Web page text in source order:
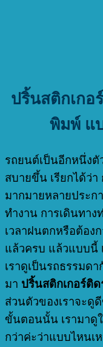
ปริ้นสติกเกอ
พิมพ์ แ
รถยนต์เป็นอีกหนึ่งตั
สบายขึ้น เรียกได้ว่
มากมายหลายประก
ทำงาน การเดินทาง
เวลาฝนตกหรือต้อง
แล้วครบ แล้วแบบนี้
เราดูเป็นรถธรรมด
มา ปริ้นสติกเกอร์ติด
ส่วนตัวของเราจะดู
ขั้นตอนนั้น เรามาดู
กว่าค่ะว่าแบบไหนเ